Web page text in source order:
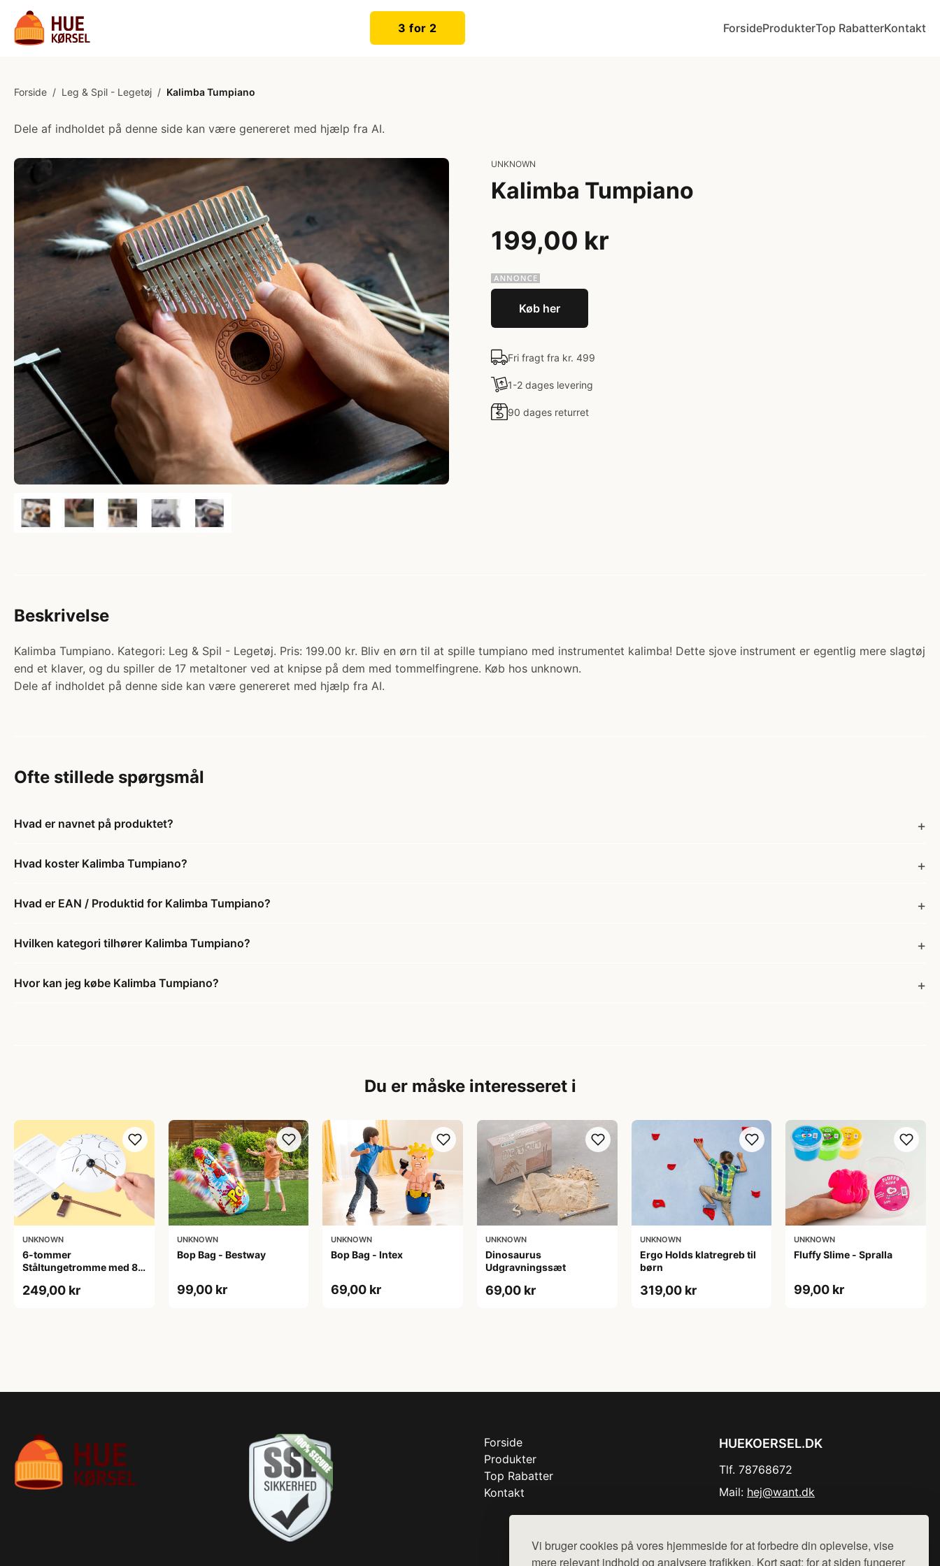
Vi bruger cookies på vores hjemmeside for at forbedre din oplevelse, vise
mere relevant indhold og analysere trafikken. Kort sagt: for at siden fungerer
3 for 2 ForsideProdukterTop RabatterKontakt
Forside / Leg & Spil - Legetøj / Kalimba Tumpiano
Dele af indholdet på denne side kan være genereret med hjælp fra AI.
UNKNOWN
Kalimba Tumpiano
199,00 kr
Køb her
Fri fragt fra kr. 499
1-2 dages levering
90 dages returret
Beskrivelse
Kalimba Tumpiano. Kategori: Leg & Spil - Legetøj. Pris: 199.00 kr. Bliv en ørn til at spille tumpiano med instrumentet kalimba! Dette sjove instrument er egentlig mere slagtøj
end et klaver, og du spiller de 17 metaltoner ved at knipse på dem med tommelfingrene. Køb hos unknown.
Dele af indholdet på denne side kan være genereret med hjælp fra AI.
Ofte stillede spørgsmål
Hvad er navnet på produktet?
Hvad koster Kalimba Tumpiano?
Hvad er EAN / Produktid for Kalimba Tumpiano?
Hvilken kategori tilhører Kalimba Tumpiano?
Hvor kan jeg købe Kalimba Tumpiano?
Du er måske interesseret i
UNKNOWN
6-tommer
Ståltungetromme med 8
249,00 kr
UNKNOWN
Bop Bag - Bestway
99,00 kr
UNKNOWN
Bop Bag - Intex
69,00 kr
UNKNOWN
Dinosaurus
Udgravningssæt
69,00 kr
UNKNOWN
Ergo Holds klatregreb til
børn
319,00 kr
UNKNOWN
Fluffy Slime - Spralla
99,00 kr
Forside
Produkter
Top Rabatter
Kontakt
HUEKOERSEL.DK
Tlf. 78768672
Mail: hej@want.dk